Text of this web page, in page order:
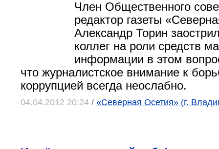
Член Общественного
редактор газеты
Александр Торин
коллег на роли средств
информации в этом
что журналистское внимание к
коррупцией всегда неослабно.
04.04.2012 20:24 / «Северная Осетия» (г.